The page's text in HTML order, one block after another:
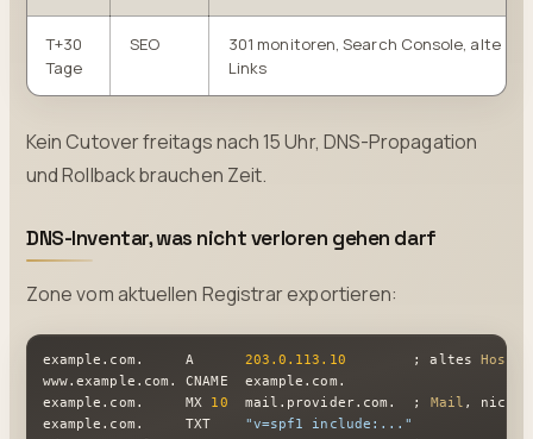
T+30
Tage
SEO
301 monitoren, Search Console, alte
Links
Kein Cutover freitags nach 15 Uhr, DNS-Propagation
und Rollback brauchen Zeit.
DNS-Inventar, was nicht verloren gehen darf
Zone vom aktuellen Registrar exportieren:
example. com .     A 203.0 .113 .10
        ; altes
www.example . com . CNAME
  example.
com .
example. com . MX 10
  mail.
provider. com .  ; Mail , nicht
example. com . TXT
"v=spf1 include:..."